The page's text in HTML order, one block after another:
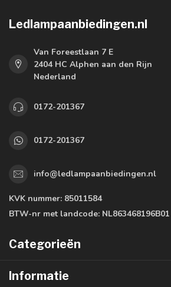
Ledlampaanbiedingen.nl
Van Foreestlaan 7 E
2404 HC Alphen aan den Rijn
Nederland
0172-201367
0172-201367
info@ledlampaanbiedingen.nl
KVK nummer: 85011584
BTW-nr met landcode: NL863468196B01
Categorieën
Informatie